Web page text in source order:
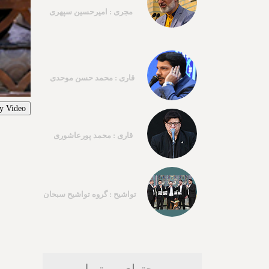
Video
مجری : امیرحسین سپهری
قاری : محمد حسن موحدی
قاری : محمد پورعاشوری
تواشیح : گروه تواشیح سبحان